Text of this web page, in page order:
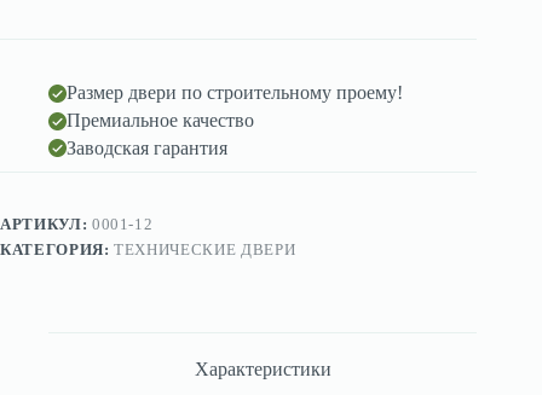
Размер двери по строительному проему!
Премиальное качество
Заводская гарантия
АРТИКУЛ: 0001-12
КАТЕГОРИЯ:ТЕХНИЧЕСКИЕ ДВЕРИ
Характеристики